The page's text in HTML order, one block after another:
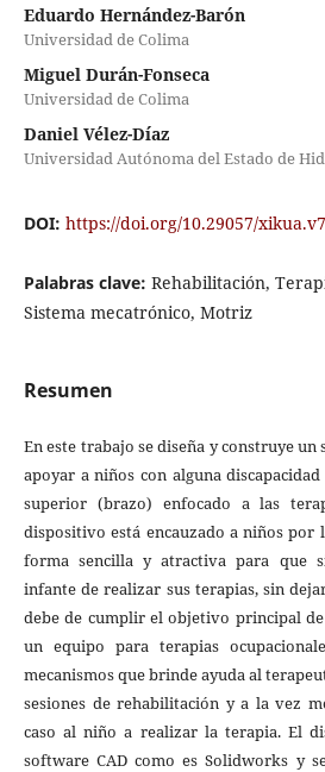
Eduardo Hernández-Barón
Universidad de Colima
Miguel Durán-Fonseca
Universidad de Colima
Daniel Vélez-Díaz
Universidad Autónoma del Estado de
DOI: https://doi.org/10.29057/
Palabras clave: Rehabilitación,
Sistema mecatrónico, Motriz
Resumen
En este trabajo se diseña y construye
apoyar a niños con alguna
superior (brazo) enfocado a las
dispositivo está encauzado a niños por
forma sencilla y atractiva para que
infante de realizar sus terapias, sin
debe de cumplir el objetivo principal
un equipo para terapias
mecanismos que brinde ayuda al
sesiones de rehabilitación y a la vez
caso al niño a realizar la terapia. El
software CAD como es Solidworks y